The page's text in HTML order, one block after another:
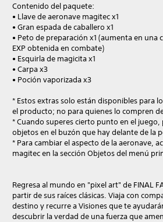
Contenido del paquete:
• Llave de aeronave magitec x1
• Gran espada de caballero x1
• Peto de preparación x1 (aumenta en una
EXP obtenida en combate)
• Esquirla de magicita x1
• Carpa x3
• Poción vaporizada x3
* Estos extras solo están disponibles para
el producto; no para quienes lo compren
* Cuando superes cierto punto en el juego,
objetos en el buzón que hay delante de la
* Para cambiar el aspecto de la aeronave,
magitec en la sección Objetos del menú
Regresa al mundo en "pixel art" de FINAL
partir de sus raíces clásicas. Viaja con
destino y recurre a Visiones que te
descubrir la verdad de una fuerza que